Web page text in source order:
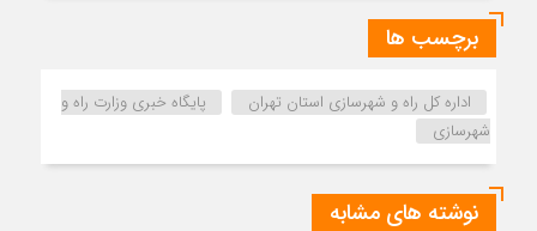
برچسب ها
اداره کل راه و شهرسازی استان تهران
پایگاه خبری وزارت راه و
شهرسازی
نوشته های مشابه